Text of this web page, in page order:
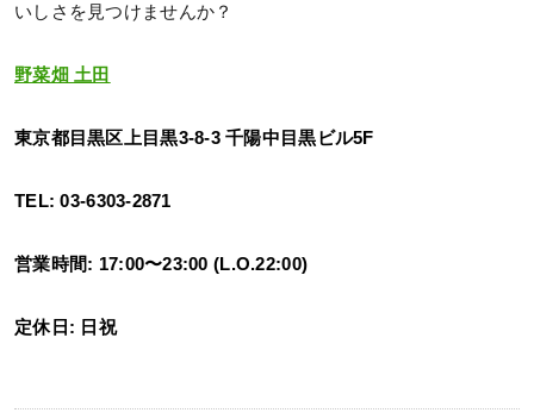
いしさを見つけませんか？
野菜畑 土田
東京都目黒区上目黒3-8-3 千陽中目黒ビル5F
TEL: 03-6303-2871
営業時間: 17:00〜23:00 (L.O.22:00)
定休日: 日祝